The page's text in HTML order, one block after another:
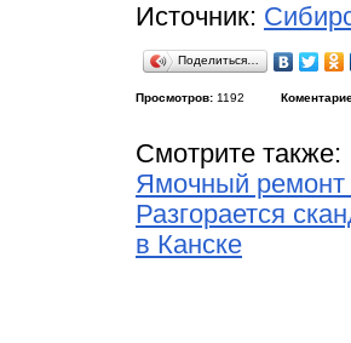
Источник:
Поделиться…
Просмотров: 1192
Смотрите также:
Ямочный ремонт
Разгорается
в Канске